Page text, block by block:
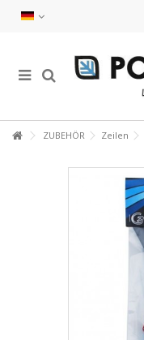
ZUBEHÖR Zeilen